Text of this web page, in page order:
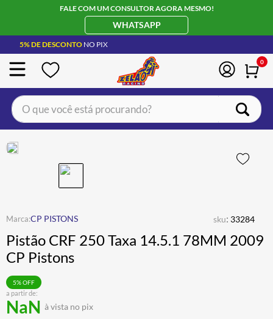
FALE COM UM CONSULTOR AGORA MESMO!
WHATSAPP
5% DE DESCONTO NO PIX
0
O que você está procurando?
CP PISTONS sku: 33284
Pistão CRF 250 Taxa 14.5.1 78MM 2009
CP Pistons
a partir de:
NaN à vista no pix
5% OFF
BOTA
4º ÓCULOS SOLAR
5º LUVA
º ALPINESTAR
7º
8 º CALÇA